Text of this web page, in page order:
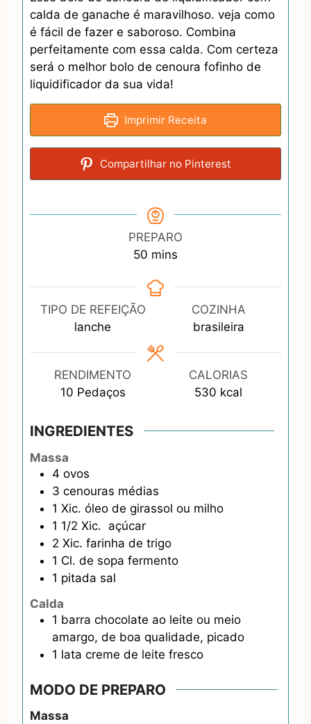
calda de ganache é maravilhoso. veja como
é fácil de fazer e saboroso. Combina
perfeitamente com essa calda. Com certeza
será o melhor bolo de cenoura fofinho de
liquidificador da sua vida!
Imprimir Receita
Compartilhar no Pinterest
PREPARO
50 m
n
s
mins
TIPO DE REFEIÇÃO
lanche
COZINHA
brasileira
RENDIMENTO
10 Pedaços
CALORIAS
530 kcal
INGREDIENTES
Massa
4 ovos
3 cenouras médias
1 Xic. óleo de girassol ou milho
1 1/2 Xic. açúcar
2 Xic. farinha de trigo
1 Cl. de sopa fermento
1 pitada sal
Calda
1 barra chocolate ao leite ou meio
amargo, de boa qualidade, picado
1 lata creme de leite fresco
MODO DE PREPARO
Massa